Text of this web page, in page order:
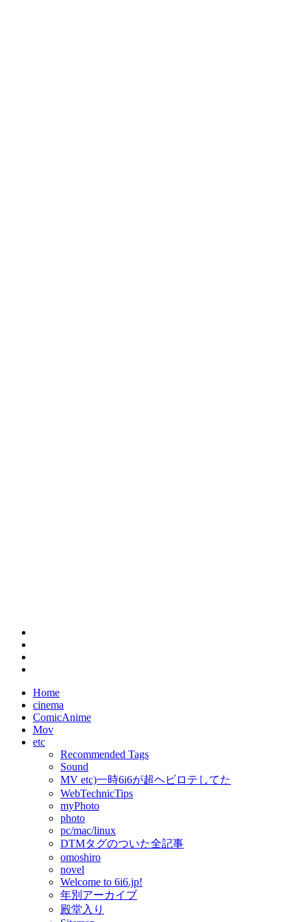
Home
cinema
ComicAnime
Mov
etc
Recommended Tags
Sound
MV etc)一時6i6が超ヘビロテしてた
WebTechnicTips
myPhoto
photo
pc/mac/linux
DTMタグのついた全記事
omoshiro
novel
Welcome to 6i6.jp!
年別アーカイブ
殿堂入り